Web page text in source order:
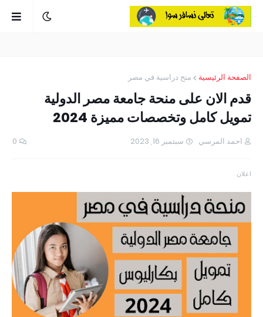
الصفحة الرئيسية منح دراسية في مصر
قدم الان على منحة جامعة مصر الدولية
تمويل كامل وتخصصات مميزة 2024
احمد المرسي سبتمبر 16, 2023 0
اعلان